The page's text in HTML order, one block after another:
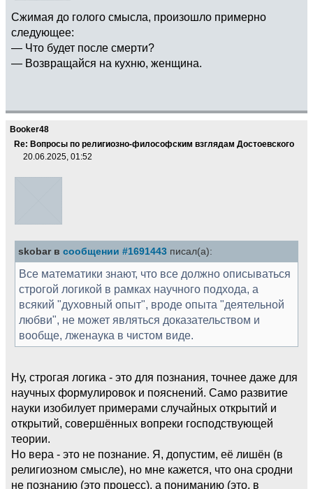
Сжимая до голого смысла, произошло примерно
следующее:
— Что будет после смерти?
— Возвращайся на кухню, женщина.
Booker48
Re: Вопросы по религиозно-философским взглядам Достоевского
20.06.2025, 01:52
skobar в сообщении #1691443 писал(а):
Все математики знают, что все должно описываться
строгой логикой в рамках научного подхода, а
всякий "духовный опыт", вроде опыта "деятельной
любви", не может являться доказательством и
вообще, лженаука в чистом виде.
Ну, строгая логика - это для познания, точнее даже для
научных формулировок и пояснений. Само развитие
науки изобилует примерами случайных открытий и
открытий, совершённых вопреки господствующей
теории.
Но вера - это не познание. Я, допустим, её лишён (в
религиозном смысле), но мне кажется, что она сродни
не познанию (это процесс), а пониманию (это, в